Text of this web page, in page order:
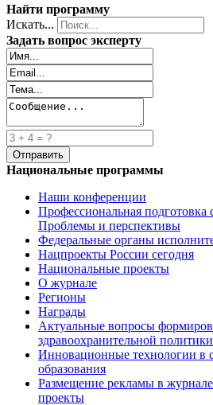
Найти программу
Искать...
Задать вопрос эксперту
Национальные программы
Наши конференции
Профессиональная подготовка
Проблемы и перспективы
Федеральные органы
Нацпроекты России сегодня
Национальные проекты
О журнале
Регионы
Награды
Актуальные вопросы
здравоохранительной политики
Инновационные технологии в
образования
Размещение рекламы в
проекты